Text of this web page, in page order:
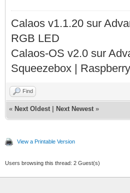
Calaos v1.1.20 sur
RGB LED
Calaos-OS v2.0 sur
Squeezebox |
Find
« Next Oldest Next Newest »
View a Printable Version
Users browsing this thread: 2 Guest(s)